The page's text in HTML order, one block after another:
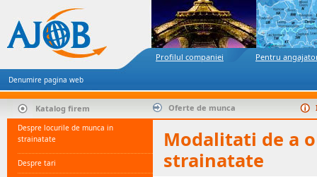
Profilul companiei Pentru
Denumire pagina web
Katalog firem
Despre locurile de munca in
strainatate
Despre tari
Oferte de munca
Modalitati de a
strainatate